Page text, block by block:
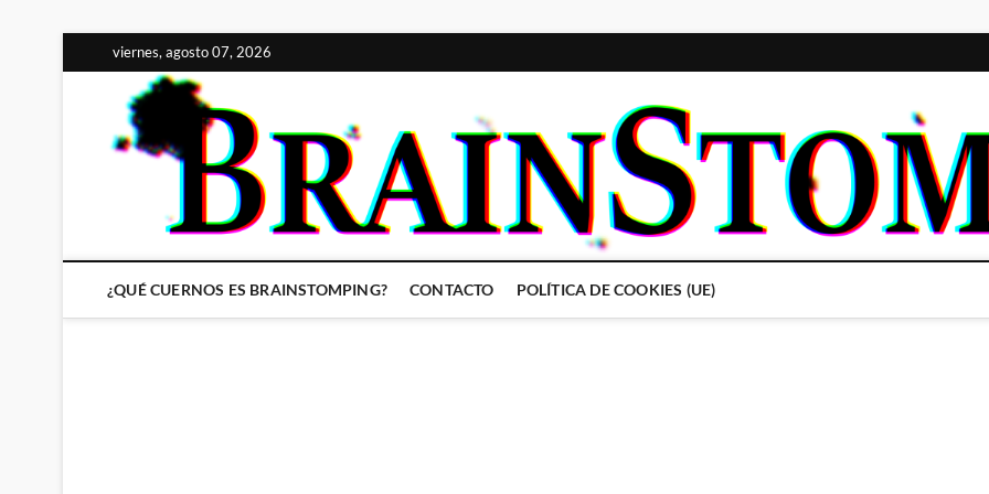
al
contenido
viernes, agosto 07, 2026
¿QUÉ CUERNOS ES BRAINSTOMPING? CONTACTO POLÍTICA DE COOKIES (UE)